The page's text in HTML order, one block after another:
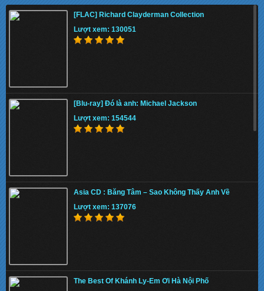
[FLAC] Richard Clayderman Collection
Lượt xem: 130051
[Blu-ray] Đó là anh: Michael Jackson
Lượt xem: 154544
Asia CD : Băng Tâm – Sao Không Thấy Anh Về
Lượt xem: 137076
The Best Of Khánh Ly-Em Ơi Hà Nội Phố